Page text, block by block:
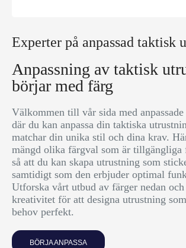
Experter på anpassad taktisk
Anpassning av taktisk
börjar med färg
Välkommen till vår sida med
där du kan anpassa din taktiska
matchar din unika stil och dina krav.
mängd olika färgval som är tillgängliga
så att du kan skapa utrustning som
samtidigt som den erbjuder optimal
Utforska vårt utbud av färger nedan
kreativitet för att designa utrustning
behov perfekt.
BÖRJA ANPASSA